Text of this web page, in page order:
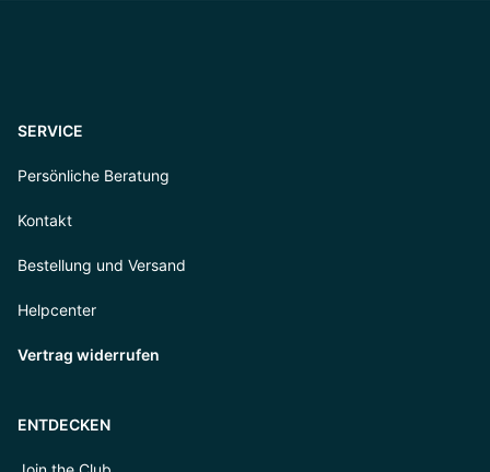
SERVICE
Persönliche Beratung
Kontakt
Bestellung und Versand
Helpcenter
Vertrag widerrufen
ENTDECKEN